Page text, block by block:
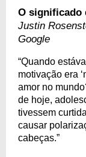
O significado
Justin
Google
“Quando
motivação era
amor no
de hoje,
tivessem
causar
cabeças.”